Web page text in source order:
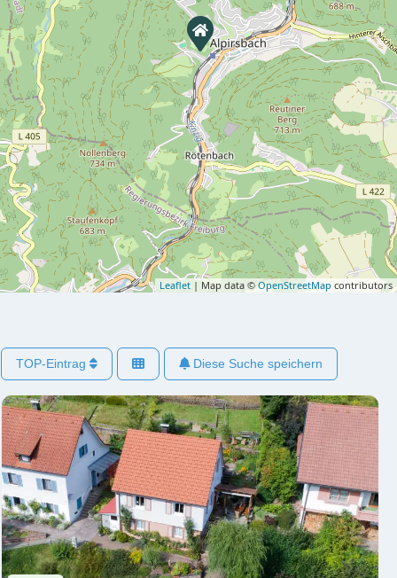
Leaflet | Map data ©OpenStreetMap contributors
TOP-Eintrag Diese Suche speichern